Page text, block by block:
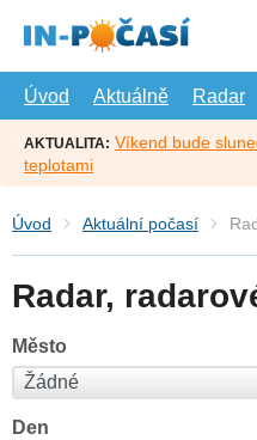
hlavní
Úvod
Aktuálně Radar
AKTUALITA: Víkend bude
teplotami
Úvod Aktuální počasí
Radar,
Město
Den